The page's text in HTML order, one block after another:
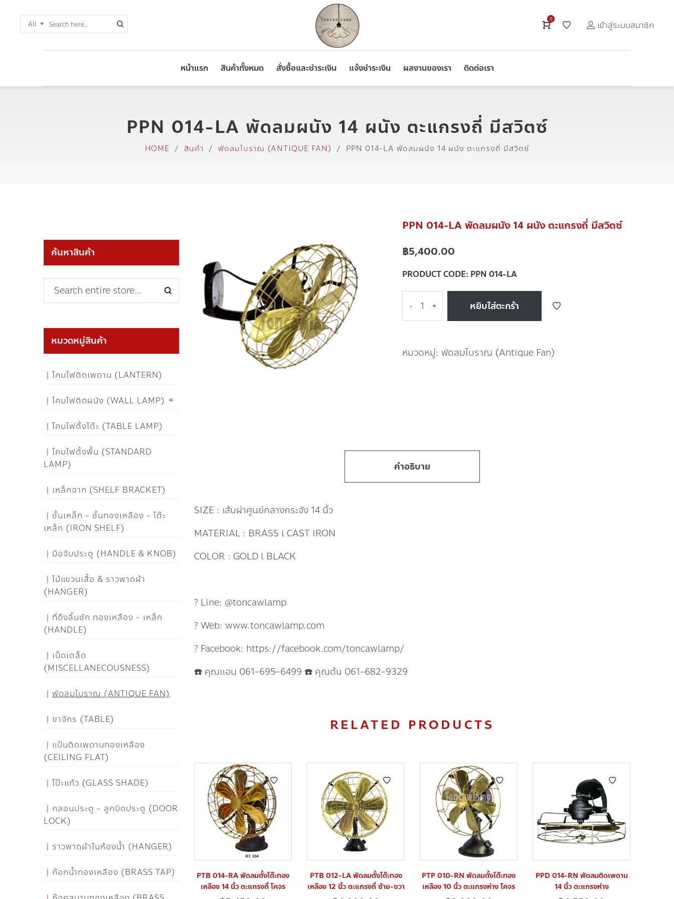
0
เข้าสู่ระบบสมาชิก
หน้าแรก สินค้าทั้งหมด สั่งซื้อและชำระเงิน แจ้งชำระเงิน ผลงานของเรา ติดต่อเรา
PPN 014-LA พัดลมผนัง 14 ผนัง ตะแกรงถี่ มีสวิตซ์
HOME / สินค้า / พัดลมโบราณ (ANTIQUE FAN) / PPN 014-LA พัดลมผนัง 14 ผนัง ตะแกรงถี่ มีสวิตซ์
PPN 014-LA พัดลมผนัง 14 ผนัง ตะแกรงถี่ มีสวิตซ์
฿5,400.00
PRODUCT CODE: PPN 014-LA
- + หยิบใส่ตะกร้า
หมวดหมู่: พัดลมโบราณ (Antique Fan)
คำอธิบาย
SIZE : เส้นผ่าศูนย์กลางกระจัง 14 นิ้ว
MATERIAL : BRASS l CAST IRON
COLOR : GOLD l BLACK
? Line: @toncawlamp
? Web: www.toncawlamp.com
? Facebook: https://facebook.com/toncawlamp/
☎️ คุณแอน 061-695-6499 ☎️ คุณต้น 061-682-9329
RELATED PRODUCTS
PTB 014-RA พัดลมตั้งโต๊ะทอง
เหลือง 14 นิ้ว ตะแกรงถี่ โคจร
PTB 012-LA พัดลมตั้งโต๊ะทอง
เหลือง 12 นิ้ว ตะแกรงถี่ ซ้าย-ขวา
PTP 010-RN พัดลมตั้งโต๊ะทอง
เหลือง 10 นิ้ว ตะแกรงห่าง โคจร
PPD 014-RN พัดลมติดเพดาน
14 นิ้ว ตะแกรงห่าง
ค้นหาสินค้า
หมวดหมู่สินค้า
โคมไฟติดเพดาน (LANTERN)
โคมไฟติดผนัง (WALL LAMP)
โคมไฟตั้งโต๊ะ (TABLE LAMP)
โคมไฟตั้งพื้น (STANDARD
LAMP)
เหล็กฉาก (SHELF BRACKET)
ชั้นเหล็ก - ชั้นทองเหลือง - โต๊ะ
เหล็ก (IRON SHELF)
มือจับประตู (HANDLE & KNOB)
ไม้แขวนเสื้อ & ราวพาดผ้า
(HANGER)
ที่ดึงลิ้นชัก ทองเหลือง - เหล็ก
(HANDLE)
เบ็ดเตล็ด
(MISCELLANECOUSNESS)
พัดลมโบราณ (ANTIQUE FAN)
ขาจักร (TABLE)
แป้นติดเพดานทองเหลือง
(CEILING FLAT)
โป๊ะแก้ว (GLASS SHADE)
กลอนประตู - ลูกบิดประตู (DOOR
LOCK)
ราวพาดผ้าในห้องน้ำ (HANGER)
ก๊อกน้ำทองเหลือง (BRASS TAP)